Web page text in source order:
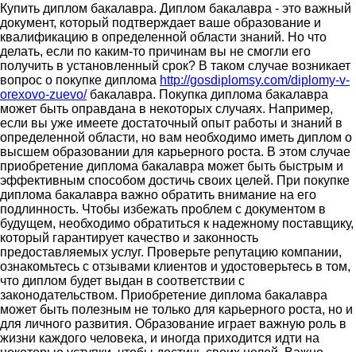
Купить диплом бакалавра. Диплом бакалавра - это важный
документ, который подтверждает ваше образование и
квалификацию в определенной области знаний. Но что
делать, если по каким-то причинам вы не смогли его
получить в установленный срок? В таком случае возникает
вопрос о покупке диплома http://gosdiplomsy.com/diplomy-v-
orexovo-zuevo/бакалавра. Покупка диплома бакалавра
может быть оправдана в некоторых случаях. Например,
если вы уже имеете достаточный опыт работы и знаний в
определенной области, но вам необходимо иметь диплом о
высшем образовании для карьерного роста. В этом случае
приобретение диплома бакалавра может быть быстрым и
эффективным способом достичь своих целей. При покупке
диплома бакалавра важно обратить внимание на его
подлинность. Чтобы избежать проблем с документом в
будущем, необходимо обратиться к надежному поставщику,
который гарантирует качество и законность
предоставляемых услуг. Проверьте репутацию компании,
ознакомьтесь с отзывами клиентов и удостоверьтесь в том,
что диплом будет выдан в соответствии с
законодательством. Приобретение диплома бакалавра
может быть полезным не только для карьерного роста, но и
для личного развития. Образование играет важную роль в
жизни каждого человека, и иногда приходится идти на